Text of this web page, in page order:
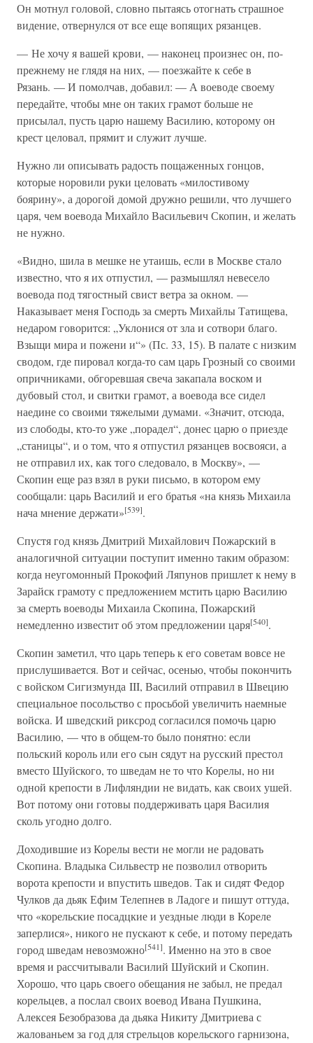
Он мотнул головой, словно пытаясь отогнать страшное
видение, отвернулся от все еще вопящих рязанцев.
— Не хочу я вашей крови, — наконец произнес он, по-
прежнему не глядя на них, — поезжайте к себе в
Рязань. — И помолчав, добавил: — А воеводе своему
передайте, чтобы мне он таких грамот больше не
присылал, пусть царю нашему Василию, которому он
крест целовал, прямит и служит лучше.
Нужно ли описывать радость пощаженных гонцов,
которые норовили руки целовать «милостивому
боярину», а дорогой домой дружно решили, что лучшего
царя, чем воевода Михайло Васильевич Скопин, и желать
не нужно.
«Видно, шила в мешке не утаишь, если в Москве стало
известно, что я их отпустил, — размышлял невесело
воевода под тягостный свист ветра за окном. —
Наказывает меня Господь за смерть Михайлы Татищева,
недаром говорится: „Уклонися от зла и сотвори благо.
Взыщи мира и пожени и“» (Пс. 33, 15). В палате с низким
сводом, где пировал когда-то сам царь Грозный со своими
опричниками, обгоревшая свеча закапала воском и
дубовый стол, и свитки грамот, а воевода все сидел
наедине со своими тяжелыми думами. «Значит, отсюда,
из слободы, кто-то уже „порадел“, донес царю о приезде
„станицы“, и о том, что я отпустил рязанцев восвояси, а
не отправил их, как того следовало, в Москву», —
Скопин еще раз взял в руки письмо, в котором ему
сообщали: царь Василий и его братья «на князь Михаила
нача мнение держати»[539].
Спустя год князь Дмитрий Михайлович Пожарский в
аналогичной ситуации поступит именно таким образом:
когда неугомонный Прокофий Ляпунов пришлет к нему в
Зарайск грамоту с предложением мстить царю Василию
за смерть воеводы Михаила Скопина, Пожарский
немедленно известит об этом предложении царя[540].
Скопин заметил, что царь теперь к его советам вовсе не
прислушивается. Вот и сейчас, осенью, чтобы покончить
с войском Сигизмунда III, Василий отправил в Швецию
специальное посольство с просьбой увеличить наемные
войска. И шведский риксрод согласился помочь царю
Василию, — что в общем-то было понятно: если
польский король или его сын сядут на русский престол
вместо Шуйского, то шведам не то что Корелы, но ни
одной крепости в Лифляндии не видать, как своих ушей.
Вот потому они готовы поддерживать царя Василия
сколь угодно долго.
Доходившие из Корелы вести не могли не радовать
Скопина. Владыка Сильвестр не позволил отворить
ворота крепости и впустить шведов. Так и сидят Федор
Чулков да дьяк Ефим Телепнев в Ладоге и пишут оттуда,
что «корельские посадцкие и уездные люди в Кореле
заперлися», никого не пускают к себе, и потому передать
город шведам невозможно[541]. Именно на это в свое
время и рассчитывали Василий Шуйский и Скопин.
Хорошо, что царь своего обещания не забыл, не предал
корельцев, а послал своих воевод Ивана Пушкина,
Алексея Безобразова да дьяка Никиту Дмитриева с
жалованьем за год для стрельцов корельского гарнизона,